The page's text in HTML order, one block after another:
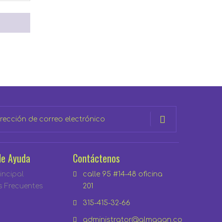
Ayuda
Frecuentes
Contáctenos
calle 95 #14-48 oficina
201
315-415-32-66
administrator@almagan.co